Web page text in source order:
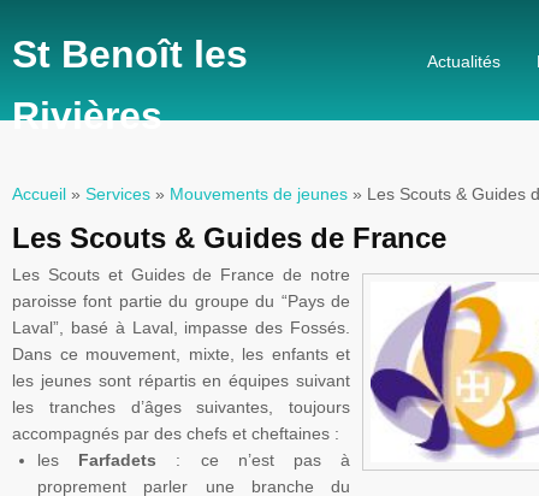
St Benoît les
Rivières
Actualités
Vous êtes ici
Accueil » Services » Mouvements de jeunes » Les Scouts & Guides
Les Scouts & Guides de France
Les Scouts et Guides de France de notre
paroisse font partie du groupe du “Pays de
Laval” , basé à Laval, impasse des Fossés.
Dans ce mouvement, mixte, les enfants et
les jeunes sont répartis en équipes suivant
les tranches d’âges suivantes, toujours
accompagnés par des chefs et cheftaines :
les Farfadets : ce n’est pas à
proprement parler une branche du